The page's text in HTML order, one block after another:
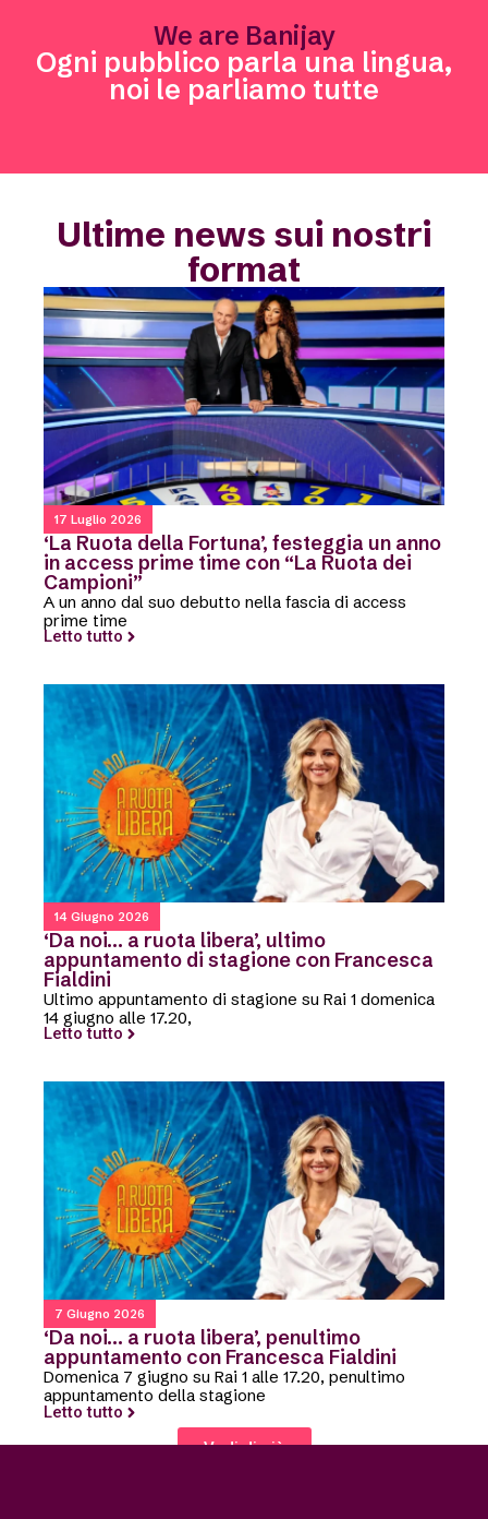
We are Banijay
Ogni pubblico parla una lingua,
noi le parliamo tutte
Ultime news sui nostri
format
17 Luglio 2026
‘La Ruota della Fortuna’, festeggia un anno
in access prime time con “La Ruota dei
Campioni”
A un anno dal suo debutto nella fascia di access
prime time
Letto tutto
14 Giugno 2026
‘Da noi… a ruota libera’, ultimo
appuntamento di stagione con Francesca
Fialdini
Ultimo appuntamento di stagione su Rai 1 domenica
14 giugno alle 17.20,
Letto tutto
7 Giugno 2026
‘Da noi… a ruota libera’, penultimo
appuntamento con Francesca Fialdini
Domenica 7 giugno su Rai 1 alle 17.20, penultimo
appuntamento della stagione
Letto tutto
Vedi di più